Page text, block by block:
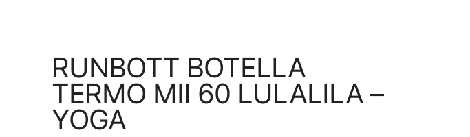
RUNBOTT BOTELLA
TERMO MII 60 LULALILA –
YOGA